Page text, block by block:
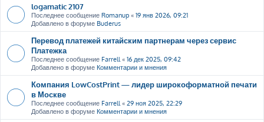
logamatic 2107
Последнее сообщение Romanup « 19 янв 2026, 09:21
Добавлено в форуме Buderus
Перевод платежей китайским партнерам через сервис
Платежка
Последнее сообщение Farrell « 16 дек 2025, 09:42
Добавлено в форуме Комментарии и мнения
Компания LowCostPrint — лидер широкоформатной печати
в Москве
Последнее сообщение Farrell « 29 ноя 2025, 22:29
Добавлено в форуме Комментарии и мнения